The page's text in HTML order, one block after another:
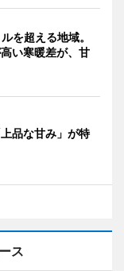
を超える地域。
い寒暖差が、甘
品な甘み」が特
ス